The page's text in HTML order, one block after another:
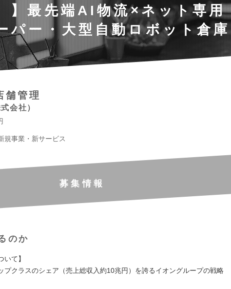
】最先端AI物流×ネット専用
パー・大型自動ロボット倉庫
舗管理
会社
規事業・新サービス
募集情報
のか
いて】
プクラスのシェア（売上総収入約10兆円）を誇るイオングループの戦略